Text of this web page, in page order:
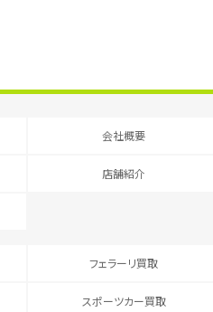
会社概要
店舗紹介
フェラーリ買取
スポーツカー買取